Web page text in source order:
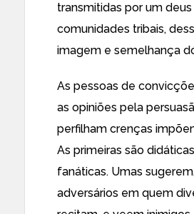
transmitidas por um
comunidades tribais,
imagem e semelhança
As pessoas de
as opiniões pela
perfilham crenças
As primeiras são
fanáticas. Umas
adversários em quem